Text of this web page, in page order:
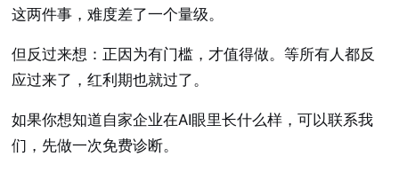
这两件事，难度差了一个量级。
但反过来想：正因为有门槛，才值得做。等所有人都反
应过来了，红利期也就过了。
如果你想知道自家企业在AI眼里长什么样，可以联系我
们，先做一次免费诊断。